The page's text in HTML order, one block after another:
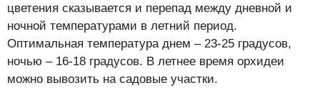
цветения сказывается и перепад между дневной и
ночной температурами в летний период.
Оптимальная температура днем – 23-25 градусов,
ночью – 16-18 градусов. В летнее время орхидеи
можно вывозить на садовые участки.